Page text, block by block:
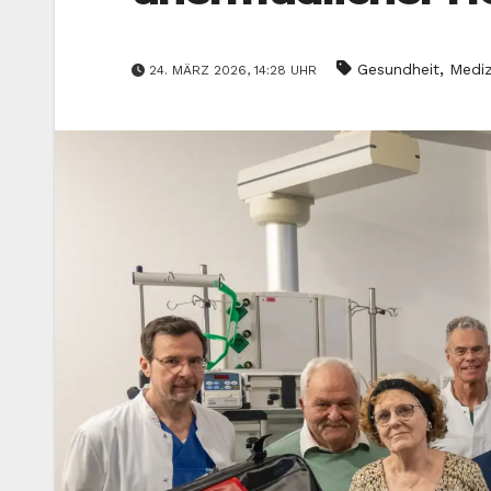
24. MÄRZ 2026, 14:28 UHR Gesundheit,